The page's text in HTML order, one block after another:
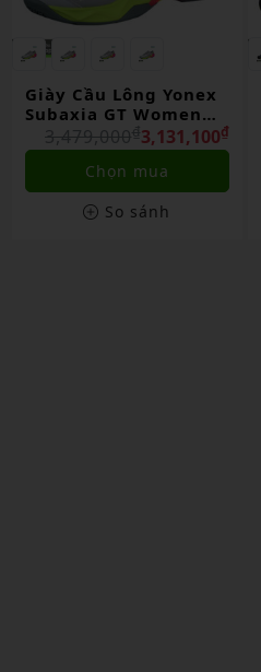
Giày Cầu Lông Yonex
Subaxia GT Women
Light Gray Chính
Hãng
3,131,100₫
3,479,000₫
Chọn mua
So sánh